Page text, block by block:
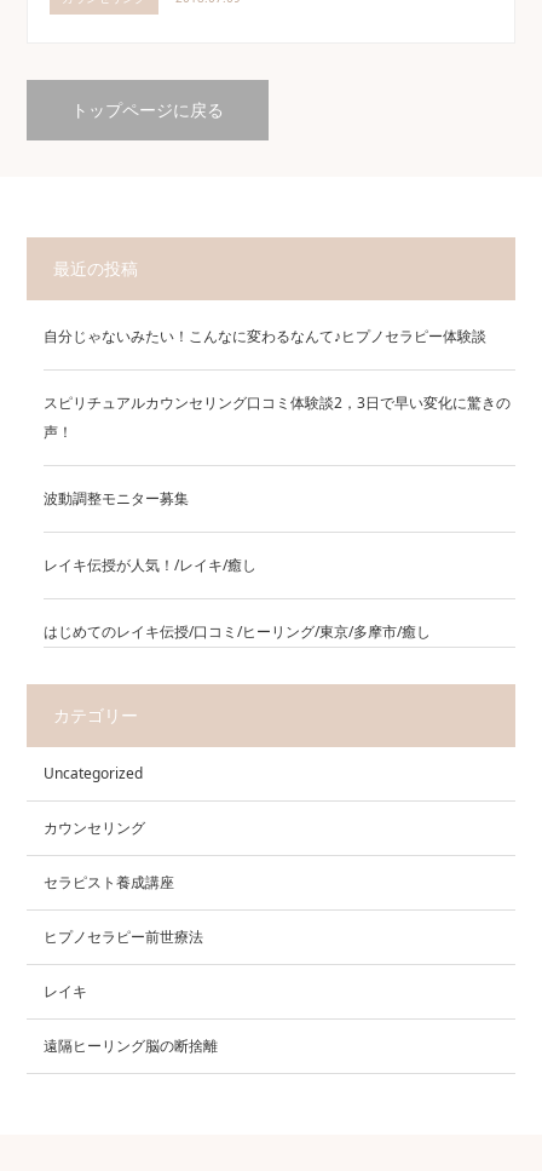
トップページに戻る
最近の投稿
自分じゃないみたい！こんなに変わるなんて♪ヒプノセラピー体験談
スピリチュアルカウンセリング口コミ体験談2，3日で早い変化に驚きの
声！
波動調整モニター募集
レイキ伝授が人気！/レイキ/癒し
はじめてのレイキ伝授/口コミ/ヒーリング/東京/多摩市/癒し
カテゴリー
Uncategorized
カウンセリング
セラピスト養成講座
ヒプノセラピー前世療法
レイキ
遠隔ヒーリング脳の断捨離